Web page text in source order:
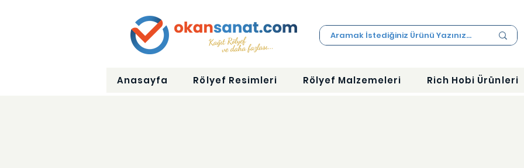
Anasayfa Rölyef Resimleri Rölyef Malzemeleri Rich Hobi Ürünleri